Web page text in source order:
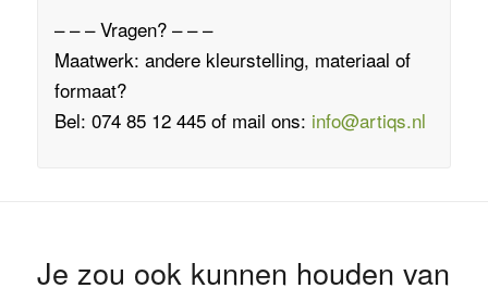
– – – Vragen? – – –
Maatwerk: andere kleurstelling, materiaal of
formaat?
Bel: 074 85 12 445 of mail ons: info@artiqs.nl
Je zou ook kunnen houden van